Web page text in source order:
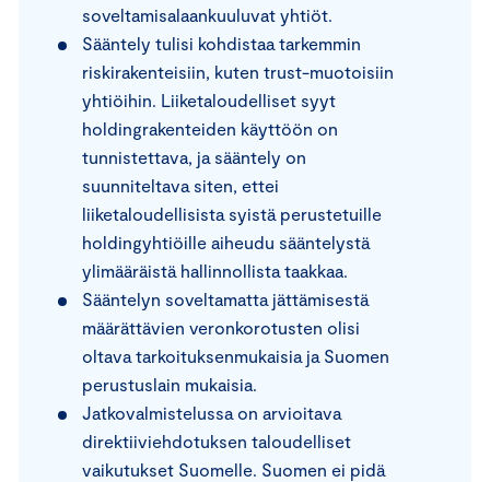
soveltamisalaankuuluvat yhtiöt.
Sääntely tulisi kohdistaa tarkemmin
riskirakenteisiin, kuten trust-muotoisiin
yhtiöihin. Liiketaloudelliset syyt
holdingrakenteiden käyttöön on
tunnistettava, ja sääntely on
suunniteltava siten, ettei
liiketaloudellisista syistä perustetuille
holdingyhtiöille aiheudu sääntelystä
ylimääräistä hallinnollista taakkaa.
Sääntelyn soveltamatta jättämisestä
määrättävien veronkorotusten olisi
oltava tarkoituksenmukaisia ja Suomen
perustuslain mukaisia.
Jatkovalmistelussa on arvioitava
direktiiviehdotuksen taloudelliset
vaikutukset Suomelle. Suomen ei pidä